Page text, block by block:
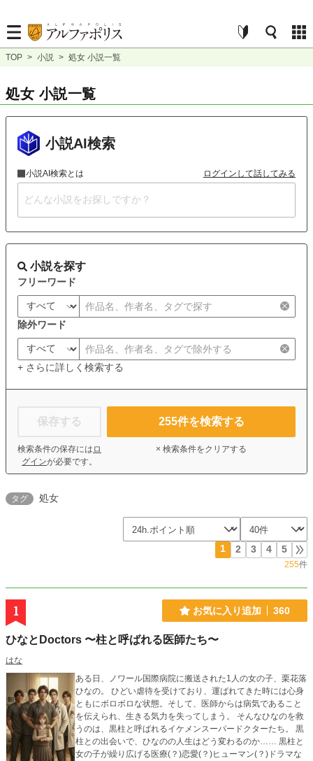
TOP > 小説 > 処女 小説一覧
処女 小説一覧
小説AI検索
小説AI検索とは ログインして話してみる
小説を探す
フリーワード
除外ワード
+ さらに詳しく検索する
保存する
検索条件の保存には ロ
グインが必要です。
255件を検索する
× 検索条件をクリアする
タグ 処女
1 2 3 4 5
255件
1 お気に入り追加 360
ひなとDoctors 〜柱と呼ばれる医師たち〜
はな
ある日、ノワール国際病院に搬送された1人の女の子、栗花落
ひなの。 ひどい虐待を受けており、運ばれてきた時には心身
ともにボロボロな状態。そして、医師からは病気であること
を伝えられ、生きる気力を失ってしまう。 そんなひなのを救
うのは、黒柱と呼ばれるイケメンスーパードクターたち。 黒
柱との出会いで、ひなのの人生はどう変わるのか…… 黒柱と
女の子が繰り広げる医療(？)恋愛(？)ヒューマン(？)ドラマな